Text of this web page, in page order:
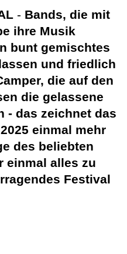
- Bands, die mit
ihre Musik
bunt gemischtes
und friedlich
die auf den
die gelassene
- das zeichnet das
einmal mehr
des beliebten
einmal alles zu
Festival